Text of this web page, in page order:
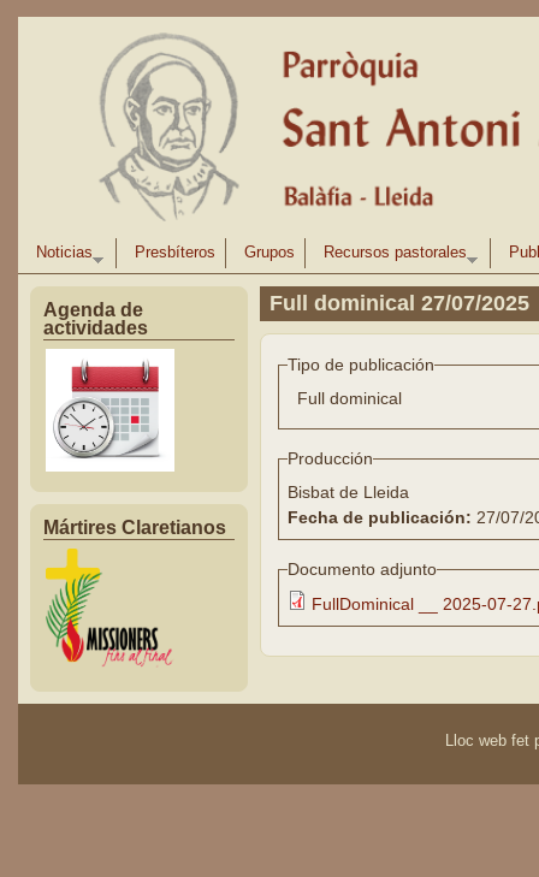
Pasar al contenido principal
Noticias Presbíteros Grupos Recursos pastorales
Agenda de
actividades
Mártires Claretianos
Full dominical 27/07/2025
Tipo de publicación
Full dominical
Producción
Bisbat de Lleida
Fecha de publicación: 27/07/
Documento adjunto
FullDominical __ 2025-07-
Lloc web fet